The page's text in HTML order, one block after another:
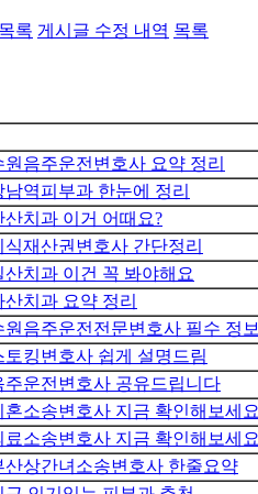
록 게시글 수정 내역 목록
원음주운전변호사 요약 정리
남역피부과 한눈에 정리
산치과 이거 어때요?
식재산권변호사 간단정리
산치과 이건 꼭 봐야해요
산치과 요약 정리
원음주운전전문변호사 필수 정
토킹변호사 쉽게 설명드림
주운전변호사 공유드립니다
혼소송변호사 지금 확인해보세요
료소송변호사 지금 확인해보세요
산상간녀소송변호사 한줄요약